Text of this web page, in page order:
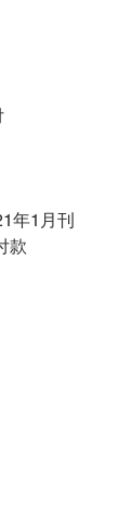
年1月刊
款